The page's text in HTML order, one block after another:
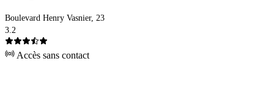
Boulevard Henry Vasnier, 23
3.2
Accès sans contact